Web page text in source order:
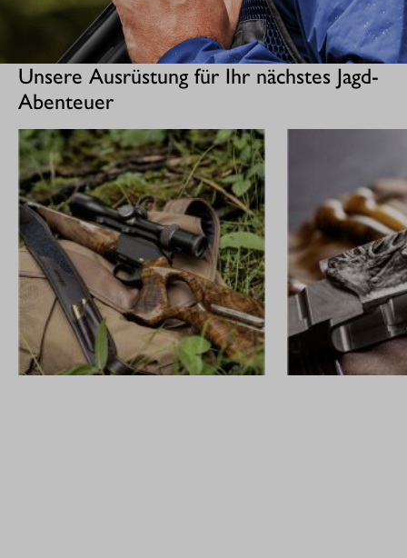
Unsere Ausrüstung für Ihr nächstes Jagd-
Abenteuer